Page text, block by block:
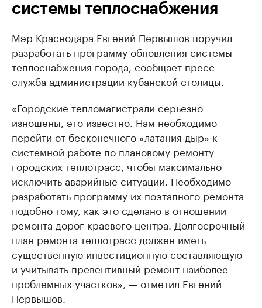
системы теплоснабжения
Мэр Краснодара Евгений Первышов поручил
разработать программу обновления системы
теплоснабжения города, сообщает пресс-
служба администрации кубанской столицы.
«Городские тепломагистрали серьезно
изношены, это известно. Нам необходимо
перейти от бесконечного «латания дыр» к
системной работе по плановому ремонту
городских теплотрасс, чтобы максимально
исключить аварийные ситуации. Необходимо
разработать программу их поэтапного ремонта
подобно тому, как это сделано в отношении
ремонта дорог краевого центра. Долгосрочный
план ремонта теплотрасс должен иметь
существенную инвестиционную составляющую
и учитывать превентивный ремонт наиболее
проблемных участков», — отметил Евгений
Первышов.